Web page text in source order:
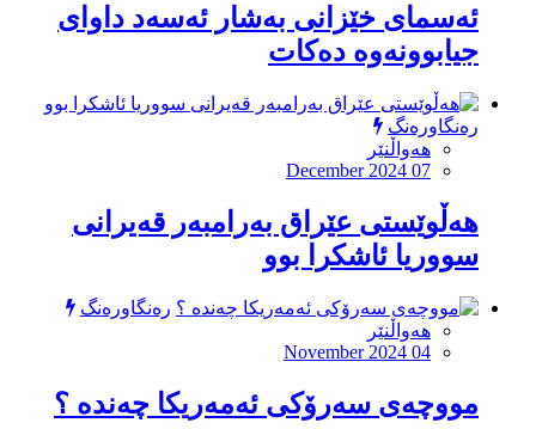
ئەسمای خێزانی بەشار ئەسەد داوای
جیابوونەوە دەکات
رەنگاورەنگ
هەواڵنێر
December 2024 07
هەڵوێستی عێراق بەرامبەر قەیرانی
سووریا ئاشکرا بوو
رەنگاورەنگ
هەواڵنێر
November 2024 04
مووچەی سەرۆكی ئەمەریكا چەندە ؟